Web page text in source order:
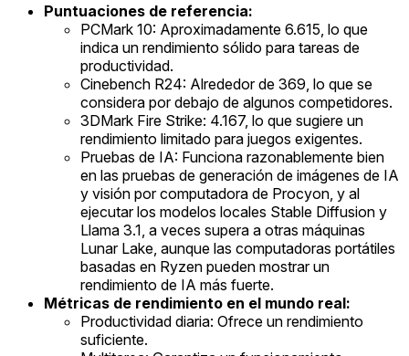
Puntuaciones de referencia:
PCMark 10: Aproximadamente 6.615, lo que
indica un rendimiento sólido para tareas de
productividad.
Cinebench R24: Alrededor de 369, lo que se
considera por debajo de algunos competidores.
3DMark Fire Strike: 4.167, lo que sugiere un
rendimiento limitado para juegos exigentes.
Pruebas de IA: Funciona razonablemente bien
en las pruebas de generación de imágenes de IA
y visión por computadora de Procyon, y al
ejecutar los modelos locales Stable Diffusion y
Llama 3.1, a veces supera a otras máquinas
Lunar Lake, aunque las computadoras portátiles
basadas en Ryzen pueden mostrar un
rendimiento de IA más fuerte.
Métricas de rendimiento en el mundo real:
Productividad diaria: Ofrece un rendimiento
suficiente.